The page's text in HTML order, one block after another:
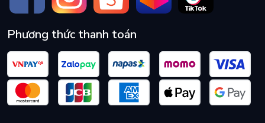
Phương thức thanh toán